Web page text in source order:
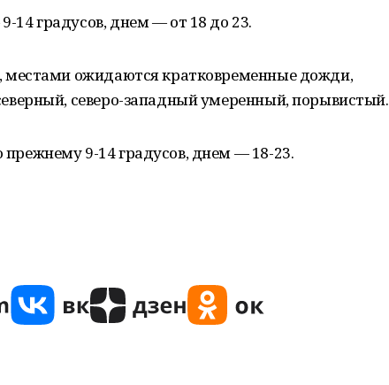
14 градусов, днем — от 18 до 23.
местами ожидаются кратковременные дожди,
северо-западный умеренный, порывистый.
9-14 градусов, днем — 18-23.